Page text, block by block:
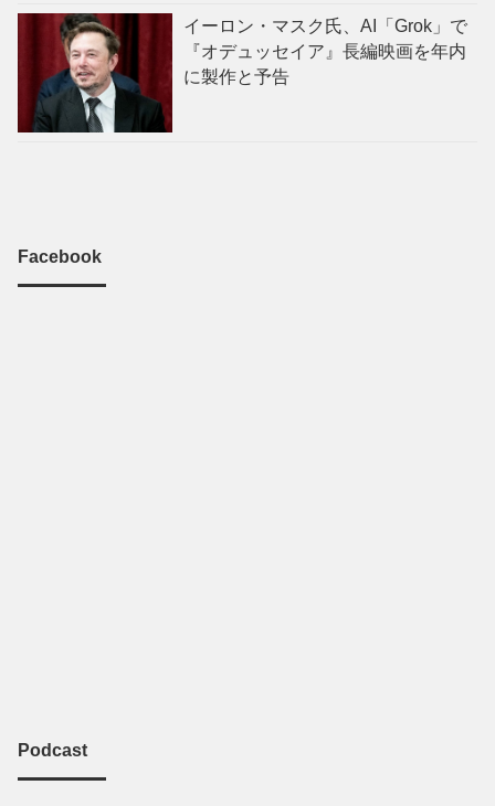
イーロン・マスク氏、AI「Grok」で
『オデュッセイア』長編映画を年内
に製作と予告
Facebook
Podcast